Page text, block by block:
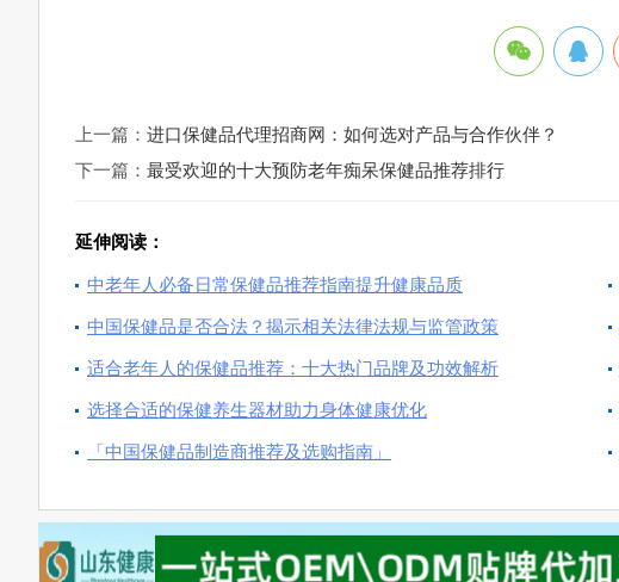
上一篇： 进口保健品代理招商网：如何选对产品与合作伙伴？
下一篇： 最受欢迎的十大预防老年痴呆保健品推荐排行
延伸阅读：
中老年人必备日常保健品推荐指南提升健康品质
中国保健品是否合法？揭示相关法律法规与监管政策
适合老年人的保健品推荐：十大热门品牌及功效解析
选择合适的保健养生器材助力身体健康优化
「中国保健品制造商推荐及选购指南」